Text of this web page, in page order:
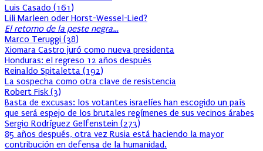
Luis Casado (161)
Lili Marleen oder Horst-Wessel-Lied?
El retorno de la peste negra…
Marco Teruggi (38)
Xiomara Castro juró como nueva presidenta
Honduras: el regreso 12 años después
Reinaldo Spitaletta (192)
La sospecha como otra clave de resistencia
Robert Fisk (3)
Basta de excusas: los votantes israelíes han escogido un país
que será espejo de los brutales regímenes de sus vecinos árabes
Sergio Rodríguez Gelfenstein (273)
85 años después, otra vez Rusia está haciendo la mayor
contribución en defensa de la humanidad.